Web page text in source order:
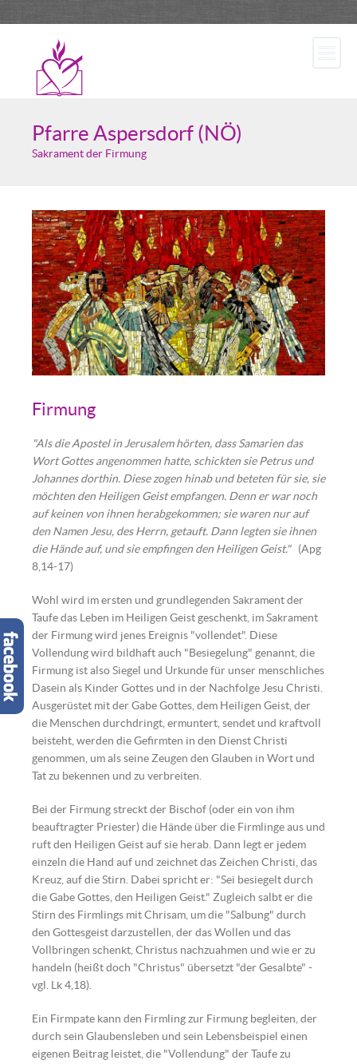
Pfarre Aspersdorf (NÖ)
Sakrament der Firmung
Firmung
"Als die Apostel in Jerusalem hörten, dass Samarien das
Wort Gottes angenommen hatte, schickten sie Petrus und
Johannes dorthin. Diese zogen hinab und beteten für sie, sie
möchten den Heiligen Geist empfangen. Denn er war noch
auf keinen von ihnen herabgekommen; sie waren nur auf
den Namen Jesu, des Herrn, getauft. Dann legten sie ihnen
die Hände auf, und sie empfingen den Heiligen Geist."(Apg
8,14-17)
Wohl wird im ersten und grundlegenden Sakrament der
Taufe das Leben im Heiligen Geist geschenkt, im Sakrament
der Firmung wird jenes Ereignis "vollendet". Diese
Vollendung wird bildhaft auch "Besiegelung" genannt, die
Firmung ist also Siegel und Urkunde für unser menschliches
Dasein als Kinder Gottes und in der Nachfolge Jesu Christi.
Ausgerüstet mit der Gabe Gottes, dem Heiligen Geist, der
die Menschen durchdringt, ermuntert, sendet und kraftvoll
beisteht, werden die Gefirmten in den Dienst Christi
genommen, um als seine Zeugen den Glauben in Wort und
Tat zu bekennen und zu verbreiten.
Bei der Firmung streckt der Bischof (oder ein von ihm
beauftragter Priester) die Hände über die Firmlinge aus und
ruft den Heiligen Geist auf sie herab. Dann legt er jedem
einzeln die Hand auf und zeichnet das Zeichen Christi, das
Kreuz, auf die Stirn. Dabei spricht er: "Sei besiegelt durch
die Gabe Gottes, den Heiligen Geist." Zugleich salbt er die
Stirn des Firmlings mit Chrisam, um die "Salbung" durch
den Gottesgeist darzustellen, der das Wollen und das
Vollbringen schenkt, Christus nachzuahmen und wie er zu
handeln (heißt doch "Christus" übersetzt "der Gesalbte" -
vgl. Lk 4,18).
Ein Firmpate kann den Firmling zur Firmung begleiten, der
durch sein Glaubensleben und sein Lebensbeispiel einen
eigenen Beitrag leistet, die "Vollendung" der Taufe zu